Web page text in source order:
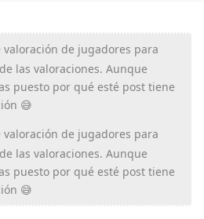
valoración de jugadores para
las valoraciones. Aunque
puesto por qué esté post tiene
😅
valoración de jugadores para
las valoraciones. Aunque
puesto por qué esté post tiene
😅